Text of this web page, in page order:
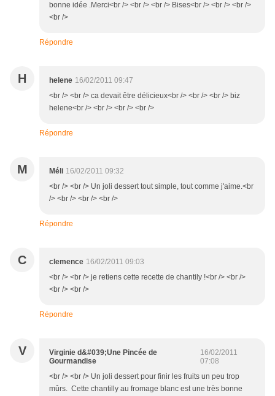
bonne idée .Merci<br /> <br /> <br /> Bises<br /> <br /> <br />
<br />
Répondre
H helene 16/02/2011 09:47
<br /> <br /> ca devait être délicieux<br /> <br /> <br /> biz
helene<br /> <br /> <br /> <br />
Répondre
M Méli 16/02/2011 09:32
<br /> <br /> Un joli dessert tout simple, tout comme j'aime.<br
/> <br /> <br /> <br />
Répondre
C clemence 16/02/2011 09:03
<br /> <br /> je retiens cette recette de chantily !<br /> <br />
<br /> <br />
Répondre
V
Virginie d&#039;Une Pincée de
Gourmandise
16/02/2011
07:08
<br /> <br /> Un joli dessert pour finir les fruits un peu trop
mûrs. Cette chantilly au fromage blanc est une très bonne